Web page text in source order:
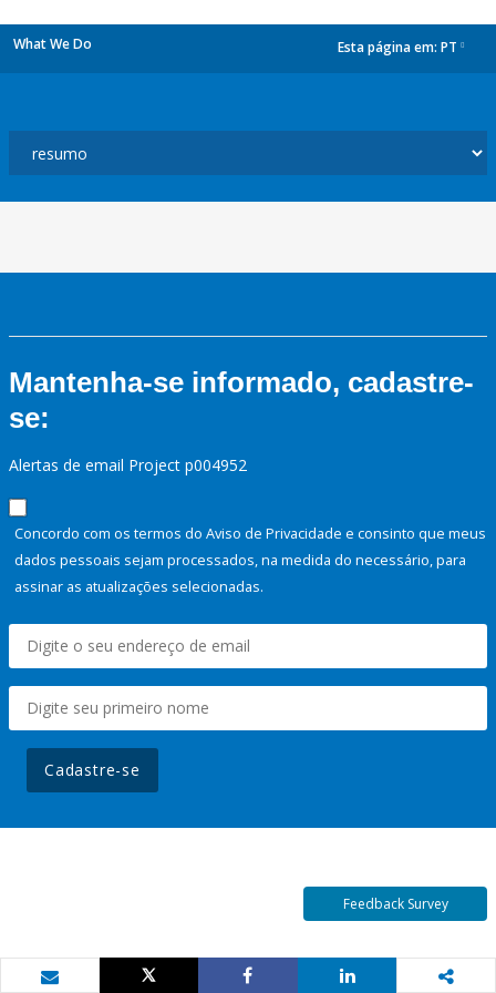
What We Do Esta página em: PT
Mantenha-se informado, cadastre-
se:
Alertas de email Project p004952
Concordo com os termos do Aviso de Privacidade e consinto que meus
dados pessoais sejam processados, na medida do necessário, para
assinar as atualizações selecionadas.
Cadastre-se
Feedback Survey